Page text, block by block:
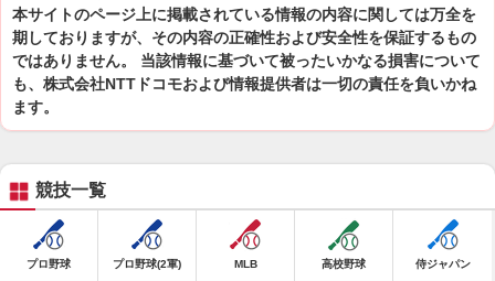
本サイトのページ上に掲載されている情報の内容に関しては万全を
期しておりますが、その内容の正確性および安全性を保証するもの
ではありません。 当該情報に基づいて被ったいかなる損害について
も、株式会社NTTドコモおよび情報提供者は一切の責任を負いかね
ます。
競技一覧
プロ野球 プロ野球(2軍) MLB 高校野球 侍ジャパン